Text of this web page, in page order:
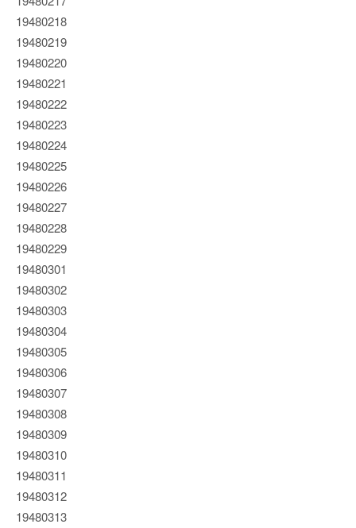
19480218
19480219
19480220
19480221
19480222
19480223
19480224
19480225
19480226
19480227
19480228
19480229
19480301
19480302
19480303
19480304
19480305
19480306
19480307
19480308
19480309
19480310
19480311
19480312
19480313